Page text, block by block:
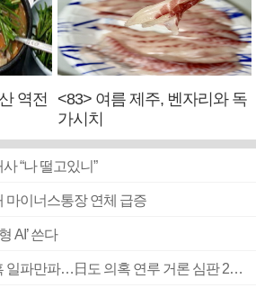
역전
<83> 여름 제주, 벤자리와 독
가시치
“나 떨고있니”
마이너스통장 연체 급증
AI’ 쓴다
■ 축구협회 ‘성 접대’ 의혹 일파만파…日도 의혹 연루 거론 심판 2명 조사